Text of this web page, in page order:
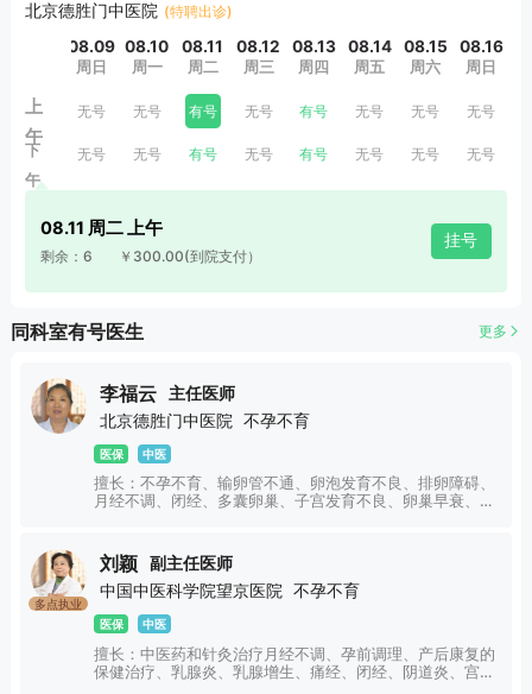
北京德胜门中医院 (特聘出诊)
上
午
下
午
08.09
周日
无号
无号
08.10
周一
无号
无号
08.11
周二
有号
有号
08.12
周三
无号
无号
08.13
周四
有号
有号
08.14
周五
无号
无号
08.15
周六
无号
无号
08.16
周日
无号
无号
08.11 周二 上午
剩余：6 ￥300.00(到院支付）
挂号
同科室有号医生 更多
李福云
主任医师
北京德胜门中医院
不孕不育
医保 中医
擅长：不孕不育、输卵管不通、卵泡发育不良、排卵障碍、
月经不调、闭经、多囊卵巢、子宫发育不良、卵巢早衰、胎
的病情有个人的辨证经验和见解。
多点执业
刘颖
副主任医师
中国中医科学院望京医院
不孕不育
医保 中医
擅长：中医药和针灸治疗月经不调、孕前调理、产后康复的
保健治疗、乳腺炎、乳腺增生、痛经、闭经、阴道炎、宫颈